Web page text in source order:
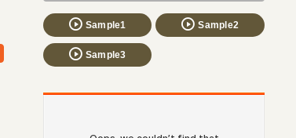
Sample1 Sample2
Sample3